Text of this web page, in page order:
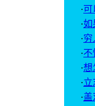
·可
·如
·穷
·不
·想
·立
·盖